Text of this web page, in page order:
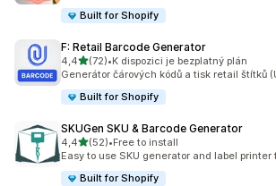
Built for Shopify
F: Retail Barcode Generator
4,4z 5 hvězd
(72)
Celkový počet recenzí: 72
•K dispozici je bezplatný plán
Generátor čárových kódů a tisk retail štítků
Built for Shopify
SKUGen SKU & Barcode Generator
4,4z 5 hvězd
(52)
Celkový počet recenzí: 52
•Free to install
Easy to use SKU generator and label printer
Built for Shopify